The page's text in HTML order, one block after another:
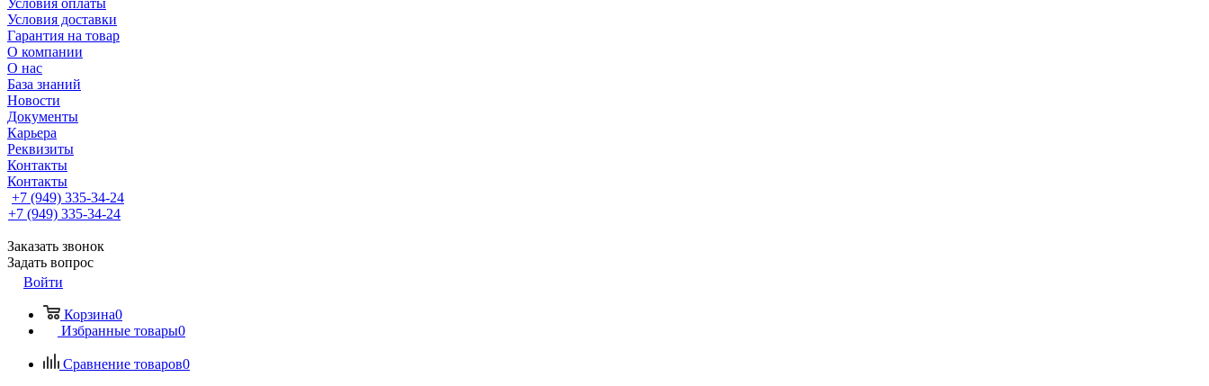
Условия оплаты
Условия доставки
Гарантия на товар
О компании
О нас
База знаний
Новости
Документы
Карьера
Реквизиты
Контакты
Контакты
+7 (949) 335-34-24
+7 (949) 335-34-24
Заказать звонок
Задать вопрос
Войти
Корзина0
Избранные товары0
Сравнение товаров0